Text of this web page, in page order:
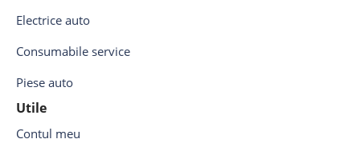
Electrice auto
Consumabile service
Piese auto
Utile
Contul meu